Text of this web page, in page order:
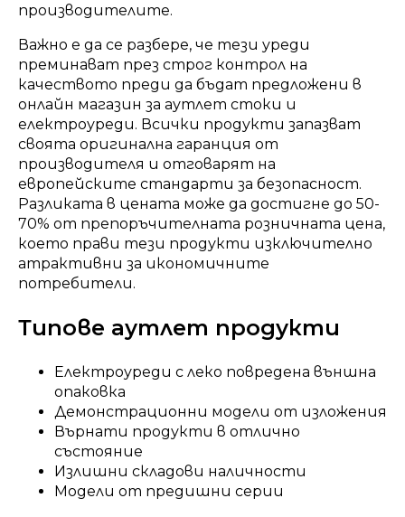
производителите.
Важно е да се разбере, че тези уреди
преминават през строг контрол на
качеството преди да бъдат предложени в
онлайн магазин за аутлет стоки и
електроуреди. Всички продукти запазват
своята оригинална гаранция от
производителя и отговарят на
европейските стандарти за безопасност.
Разликата в цената може да достигне до 50-
70% от препоръчителната розничната цена,
което прави тези продукти изключително
атрактивни за икономичните
потребители.
Типове аутлет продукти
Електроуреди с леко повредена външна
опаковка
Демонстрационни модели от изложения
Върнати продукти в отлично
състояние
Излишни складови наличности
Модели от предишни серии